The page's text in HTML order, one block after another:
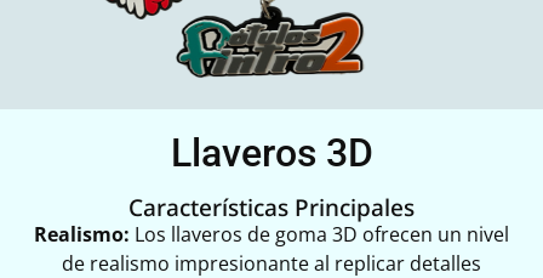
Llaveros 3D
Características Principales
Realismo: Los llaveros de goma 3D ofrecen un nivel
de realismo impresionante al replicar detalles